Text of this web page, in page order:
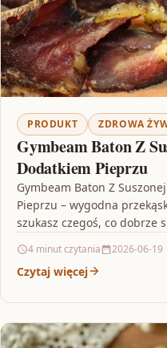
PRODUKT ZDROWA
Gymbeam Baton Z
Dodatkiem Pieprzu
Gymbeam Baton Z
Pieprzu – wygodna
szukasz czegoś, co dobrze
4 minut czytania 2026-06-19
Czytaj więcej